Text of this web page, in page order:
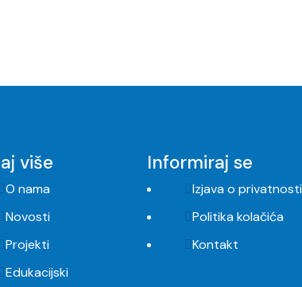
više
O nama
Novosti
Projekti
Edukacijski
Informiraj se
Izjava o privatnosti
Politika kolačića
Kontakt